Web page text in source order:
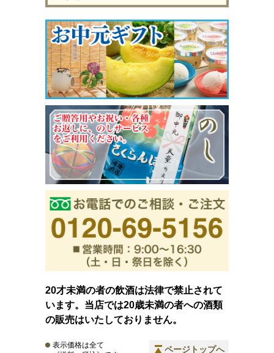
20才未満の者の飲酒は法律で禁止されて
います。当店では20歳未満の者への酒類
の販売はいたしておりません。
表示価格は全て
ページトップへ